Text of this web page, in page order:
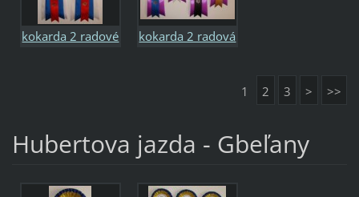
kokarda 2 radové
kokarda 2 radová
1 2 3 > >>
Hubertova jazda - Gbeľany